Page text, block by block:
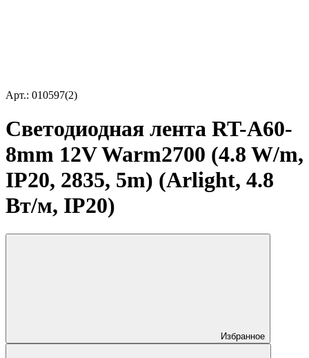
Арт.: 010597(2)
Светодиодная лента RT-A60-
8mm 12V Warm2700 (4.8 W/m,
IP20, 2835, 5m) (Arlight, 4.8
Вт/м, IP20)
Избранное